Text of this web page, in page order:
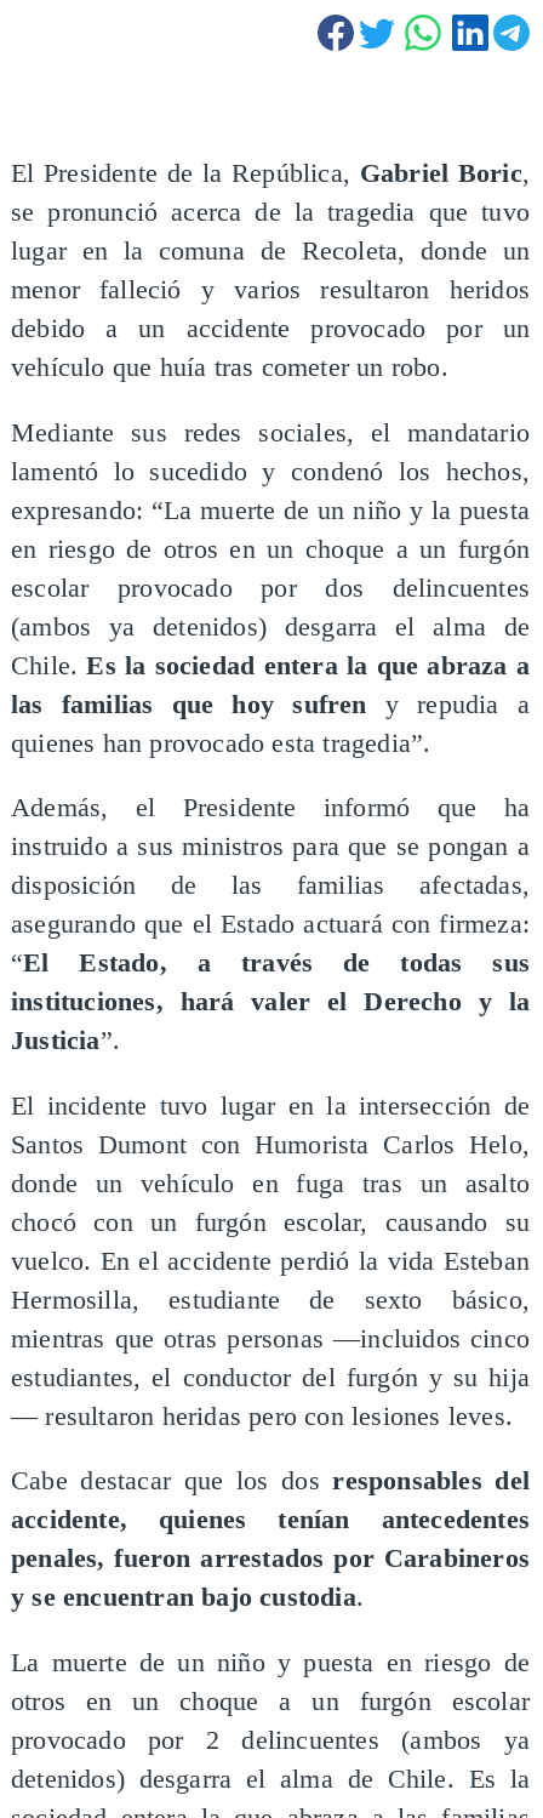
El Presidente de la República, Gabriel Boric,
se pronunció acerca de la tragedia que tuvo
lugar en la comuna de Recoleta, donde un
menor falleció y varios resultaron heridos
debido a un accidente provocado por un
vehículo que huía tras cometer un robo.
Mediante sus redes sociales, el mandatario
lamentó lo sucedido y condenó los hechos,
expresando: “La muerte de un niño y la puesta
en riesgo de otros en un choque a un furgón
escolar provocado por dos delincuentes
(ambos ya detenidos) desgarra el alma de
Chile.Es la sociedad entera la que abraza a
las familias que hoy sufren y repudia a
quienes han provocado esta tragedia”.
Además, el Presidente informó que ha
instruido a sus ministros para que se pongan a
disposición de las familias afectadas,
asegurando que el Estado actuará con firmeza:
“El Estado, a través de todas sus
instituciones, hará valer el Derecho y la
Justicia”.
El incidente tuvo lugar en la intersección de
Santos Dumont con Humorista Carlos Helo,
donde un vehículo en fuga tras un asalto
chocó con un furgón escolar, causando su
vuelco. En el accidente perdió la vida Esteban
Hermosilla, estudiante de sexto básico,
mientras que otras personas —incluidos cinco
estudiantes, el conductor del furgón y su hija
— resultaron heridas pero con lesiones leves.
Cabe destacar que los dosresponsables del
accidente, quienes tenían antecedentes
penales, fueron arrestados por Carabineros
y se encuentran bajo custodia.
La muerte de un niño y puesta en riesgo de
otros en un choque a un furgón escolar
provocado por 2 delincuentes (ambos ya
detenidos) desgarra el alma de Chile. Es la